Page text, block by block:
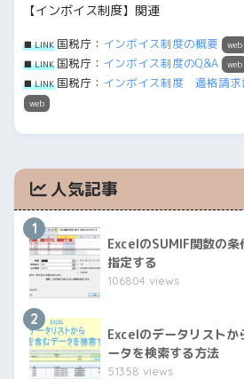
【インボイス制度】関連
■ LINK 国税庁： インボイス制度の概要 web
■ LINK 国税庁： インボイス制度のQ&A web
■ LINK 国税庁： インボイス制度 適格請求
web
人気記事
1
ExcelのSUMIF関数の
指定する
106804 views
2
Excelのデータリスト
ータを検索する方法
51358 views